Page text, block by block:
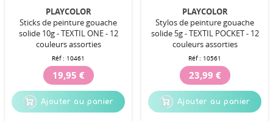
PLAYCOLOR
Sticks de peinture gouache
solide 10g - TEXTIL ONE - 12
couleurs assorties
Réf : 10461
19,95 €
Ajouter au panier
PLAYCOLOR
Stylos de peinture gouache
solide 5g - TEXTIL POCKET - 12
couleurs assorties
Réf : 10561
23,99 €
Ajouter au panier